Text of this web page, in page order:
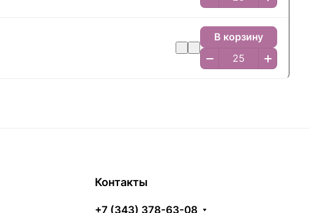
В корзину
Контакты
+7 (343) 378-63-08